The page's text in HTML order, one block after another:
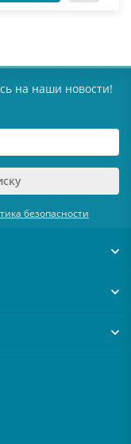
на наши новости!
безопасности